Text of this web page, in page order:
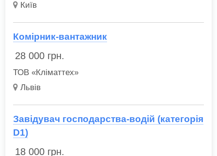
Київ
Комірник-вантажник
28 000 грн.
ТОВ «Кліматтех»
Львів
Завідувач господарства-водій (категорія
D1)
18 000 грн.